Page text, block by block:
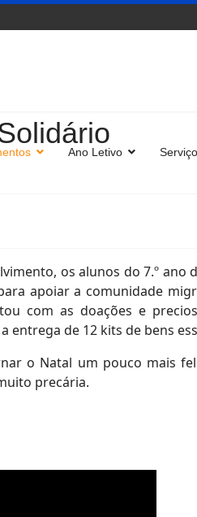
Ano Letivo
os alunos do 7.º ano
apoiar a comunidade
com as doações e
entrega de 12 kits de bens
o Natal um pouco mais
precária.